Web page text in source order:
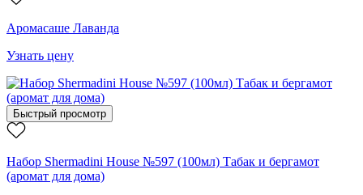
Аромасаше Лаванда
Узнать цену
Быстрый просмотр
Набор Shermadini House №597 (100мл) Табак и бергамот
(аромат для дома)